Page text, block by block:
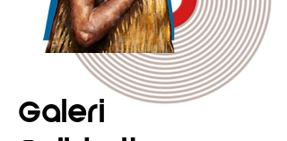
Galeri